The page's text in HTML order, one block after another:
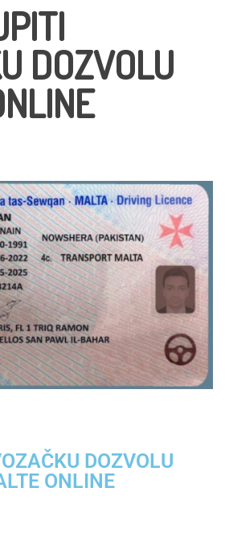
DOZVOLU
DOZVOLU
ONLINE